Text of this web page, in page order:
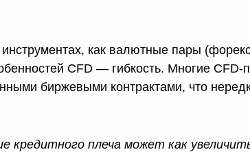
как валютные пары
CFD — гибкость. Многие CFD-
биржевыми контрактами, что
кредитного плеча может как